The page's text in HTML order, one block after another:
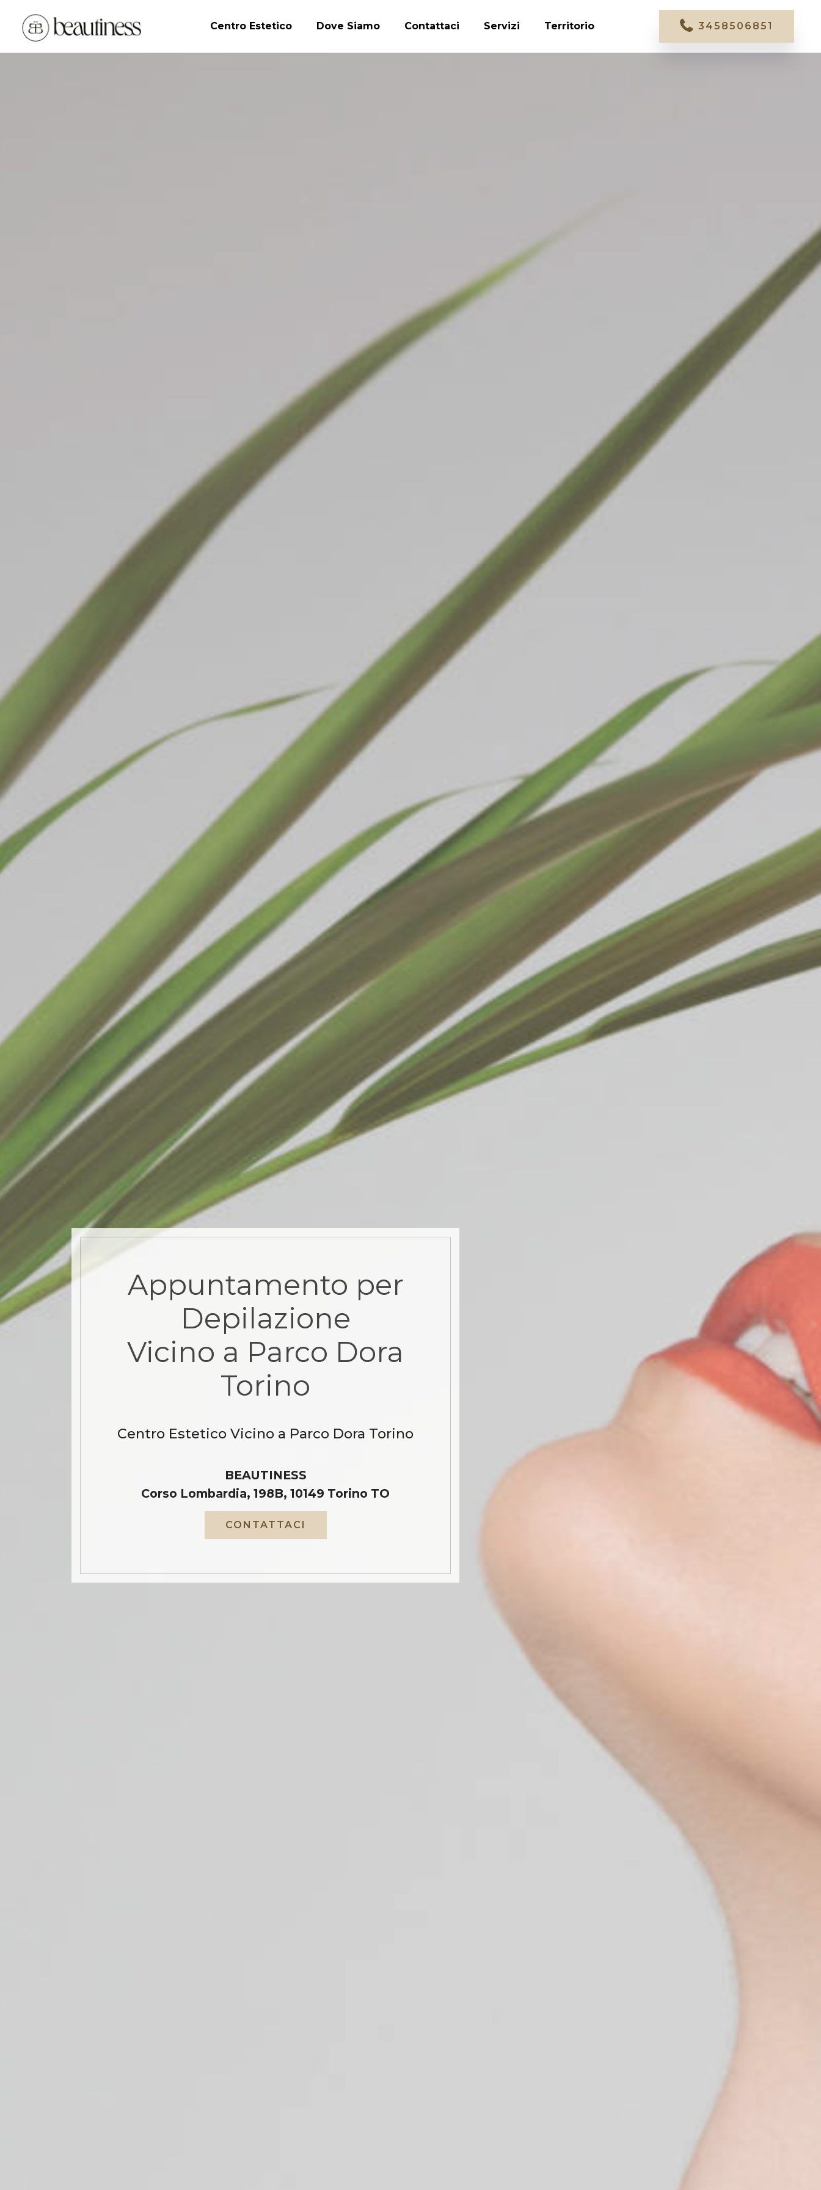
Centro Estetico Dove Siamo Contattaci Servizi Territorio 3458506851
Appuntamento per
Depilazione
Vicino a Parco Dora
Torino
Centro Estetico Vicino a Parco Dora Torino
BEAUTINESS
Corso Lombardia, 198B, 10149 Torino TO
CONTATTACI